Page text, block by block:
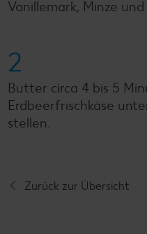
Vanillemark, Minze
2
Butter circa 4 bis 5
Erdbeerfrischkäse
stellen.
Zurück zur Übersicht